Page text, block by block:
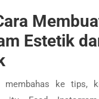
Estetik
membahas ke tips,